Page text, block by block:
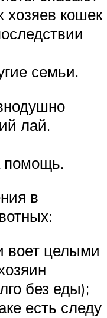
хозяев кошек
семьи.
лай.
помощь.
в
воет целыми
без еды);
есть следу